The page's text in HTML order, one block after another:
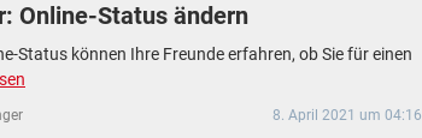
Online-Status ändern
Status können Ihre Freunde erfahren, ob Sie für einen
8. April 2021 um 04:16